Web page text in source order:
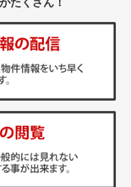
たくさん！